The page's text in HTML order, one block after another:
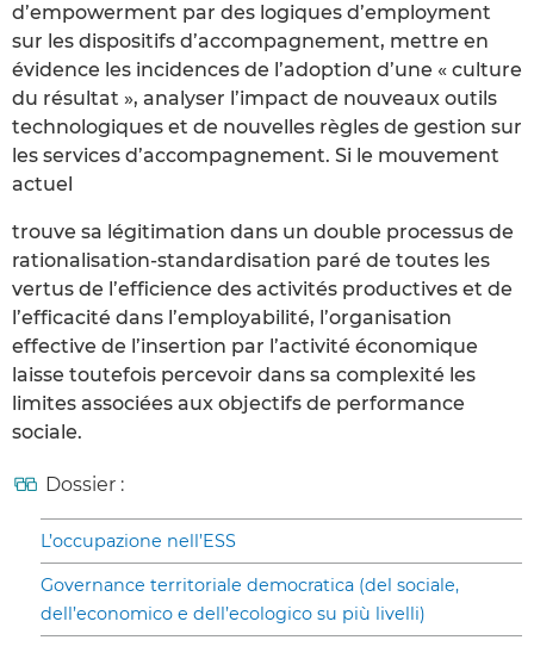
d’empowerment par des logiques d’employment
sur les dispositifs d’accompagnement, mettre en
évidence les incidences de l’adoption d’une « culture
du résultat », analyser l’impact de nouveaux outils
technologiques et de nouvelles règles de gestion sur
les services d’accompagnement. Si le mouvement
actuel
trouve sa légitimation dans un double processus de
rationalisation-standardisation paré de toutes les
vertus de l’efficience des activités productives et de
l’efficacité dans l’employabilité, l’organisation
effective de l’insertion par l’activité économique
laisse toutefois percevoir dans sa complexité les
limites associées aux objectifs de performance
sociale.
Dossier :
L’occupazione nell’ESS
Governance territoriale democratica (del sociale,
dell’economico e dell’ecologico su più livelli)